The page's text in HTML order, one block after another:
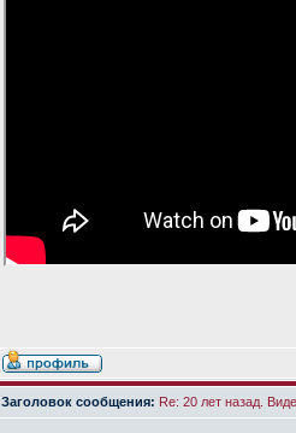
Заголовок сообщения: Re: 20 лет назад.